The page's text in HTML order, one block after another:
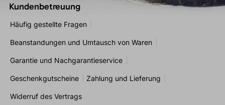
Kundenbetreuung
Häufig gestellte Fragen
Beanstandungen und Umtausch von Waren
Garantie und Nachgarantieservice
Geschenkgutscheine Zahlung und Lieferung
Widerruf des Vertrags